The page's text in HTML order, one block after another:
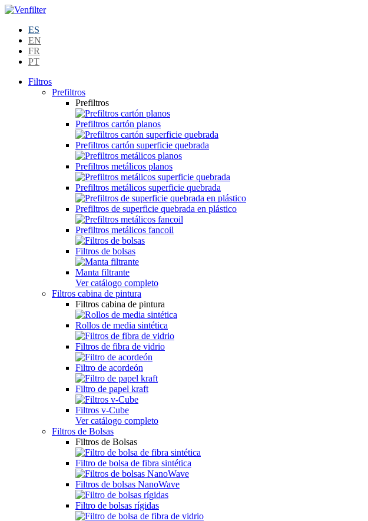
ES
EN
FR
PT
Filtros
Prefiltros
Prefiltros
Prefiltros cartón planos
Prefiltros cartón superficie quebrada
Prefiltros metálicos planos
Prefiltros metálicos superficie quebrada
Prefiltros de superficie quebrada en plástico
Prefiltros metálicos fancoil
Filtros de bolsas
Manta filtrante
Ver catálogo completo
Filtros cabina de pintura
Filtros cabina de pintura
Rollos de media sintética
Filtros de fibra de vidrio
Filtro de acordeón
Filtro de papel kraft
Filtros v-Cube
Ver catálogo completo
Filtros de Bolsas
Filtros de Bolsas
Filtro de bolsa de fibra sintética
Filtros de bolsas NanoWave
Filtro de bolsas rígidas